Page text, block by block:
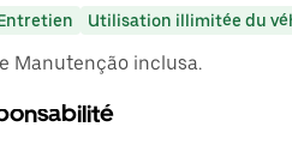
Utilisation illimitée du
Manutenção inclusa.